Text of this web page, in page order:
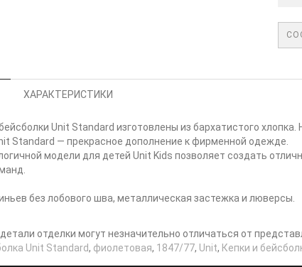
ХАРАКТЕРИСТИКИ
Unit Standard изготовлены из бархатистого
Standard — прекрасное дополнение к фирменной одежде.
модели для детей Unit Kids позволяет создать
без лобового шва, металлическая застежка и люверсы.
отделки могут незначительно отличаться от
Unit Standard, фиолетовая, 1847/77, Unit, Кепки и